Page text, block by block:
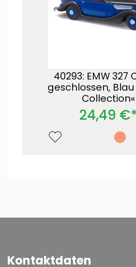
40293: EMW 327
geschlossen, Blau
Collection«
24,49 €*
Kontaktdaten